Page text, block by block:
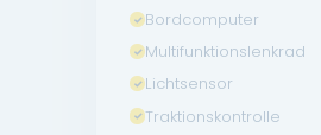
Bordcomputer
Multifunktionslenkrad
Lichtsensor
Traktionskontrolle